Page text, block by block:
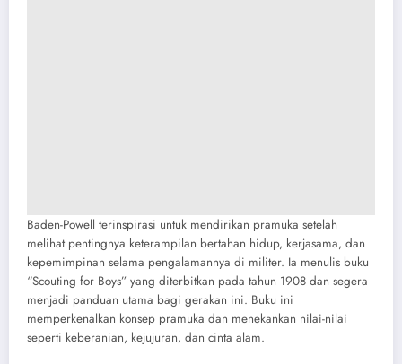
Baden-Powell terinspirasi untuk mendirikan pramuka setelah
melihat pentingnya keterampilan bertahan hidup, kerjasama, dan
kepemimpinan selama pengalamannya di militer. Ia menulis buku
“Scouting for Boys” yang diterbitkan pada tahun 1908 dan segera
menjadi panduan utama bagi gerakan ini. Buku ini
memperkenalkan konsep pramuka dan menekankan nilai-nilai
seperti keberanian, kejujuran, dan cinta alam.